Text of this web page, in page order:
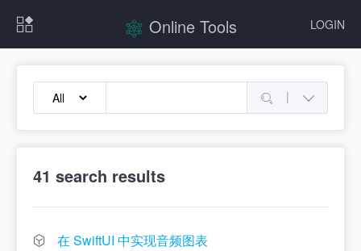
LOGIN
Online Tools
|
41 search results
在 SwiftUI 中实现音频图表